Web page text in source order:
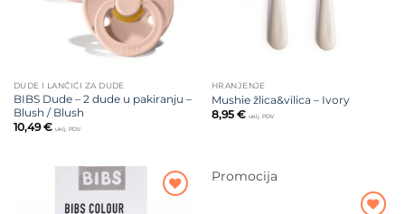
DUDE I LANČIĆI ZA DUDE
BIBS Dude – 2 dude u pakiranju –
Blush / Blush
10,49€ uklj. PDV
HRANJENJE
Mushie žlica&vilica – Ivory
8,95 € uklj. PDV
Promocija